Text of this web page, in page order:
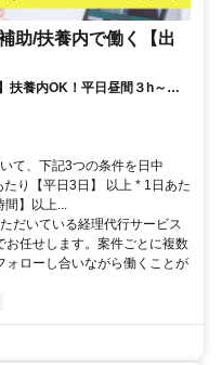
助/扶養内で働く【出
扶養内OK！平日昼間３h～。
て、下記3つの条件を日中
たり【平日3日】 以上 * 1日あた
】以上...
だいている経理代行サービス
お任せします。案件ごとに複数
ォローし合いながら働くことが